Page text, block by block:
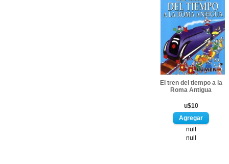
El tren del tiempo a la
Roma Antigua
u$10
null
null